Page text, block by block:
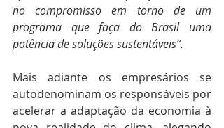
no compromisso em torno de um
programa que faça do Brasil uma
potência de soluções sustentáveis”.
Mais adiante os empresários se
autodenominam os responsáveis por
acelerar a adaptação da economia à